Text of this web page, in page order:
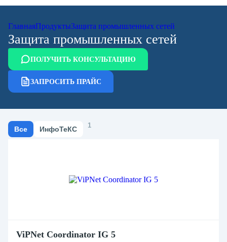
ГлавнаяПродуктыЗащита промышленных сетей
Защита промышленных сетей
ПОЛУЧИТЬ КОНСУЛЬТАЦИЮ
ЗАПРОСИТЬ ПРАЙС
Все 1ИнфоТеКС 1
ViPNet Coordinator IG 5